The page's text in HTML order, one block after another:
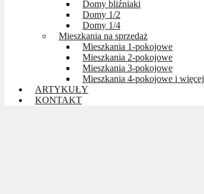
Domy bliźniaki
Domy 1/2
Domy 1/4
Mieszkania na sprzedaż
Mieszkania 1-pokojowe
Mieszkania 2-pokojowe
Mieszkania 3-pokojowe
Mieszkania 4-pokojowe i więcej
ARTYKUŁY
KONTAKT